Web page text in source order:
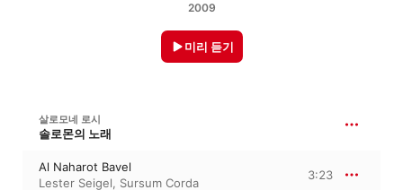
2009
미리 듣기
살로모네 로시
솔로몬의 노래
Al Naharot Bavel
Lester Seigel, Sursum Corda
3:23